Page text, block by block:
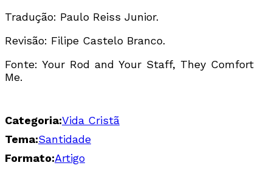
Tradução: Paulo Reiss Junior.
Revisão: Filipe Castelo Branco.
Fonte: Your Rod and Your Staff, They Comfort
Me.
Categoria:Vida Cristã
Tema:Santidade
Formato:Artigo